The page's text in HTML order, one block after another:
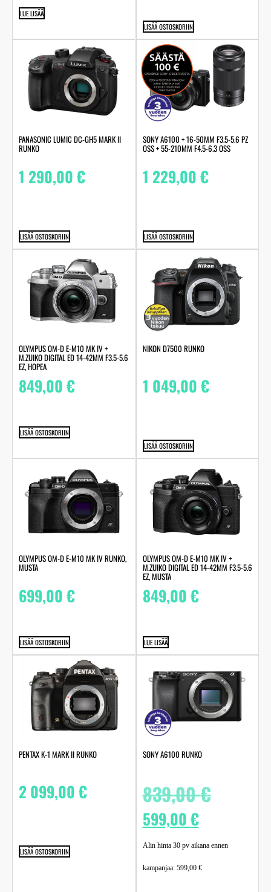
LUE LISÄÄ
LISÄÄ OSTOSKORIIN
PANASONIC LUMIC DC-GH5 MARK II
RUNKO
1 290,00€
LISÄÄ OSTOSKORIIN
SONY A6100 + 16-50MM F3.5-5.6 PZ
OSS + 55-210MM F4.5-6.3 OSS
1 229,00€
LISÄÄ OSTOSKORIIN
OLYMPUS OM-D E-M10 MK IV +
M.ZUIKO DIGITAL ED 14-42MM F3.5-5.6
EZ, HOPEA
849,00€
LISÄÄ OSTOSKORIIN
NIKON D7500 RUNKO
1 049,00€
LISÄÄ OSTOSKORIIN
OLYMPUS OM-D E-M10 MK IV RUNKO,
MUSTA
699,00€
LISÄÄ OSTOSKORIIN
OLYMPUS OM-D E-M10 MK IV +
M.ZUIKO DIGITAL ED 14-42MM F3.5-5.6
EZ, MUSTA
849,00€
LUE LISÄÄ
PENTAX K-1 MARK II RUNKO
2 099,00€
LISÄÄ OSTOSKORIIN
SONY A6100 RUNKO
839,00€
599,00€
Alin hinta 30 pv aikana ennen
kampanjaa: 599,00 €